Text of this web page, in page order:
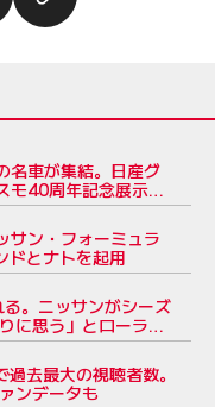
名車が集結。日産グ
モ40周年記念展示が
サン・フォーミュラ
ドとナトを起用
。ニッサンがシーズ
に思う」とローラン
去最大の視聴者数。
ンデータも